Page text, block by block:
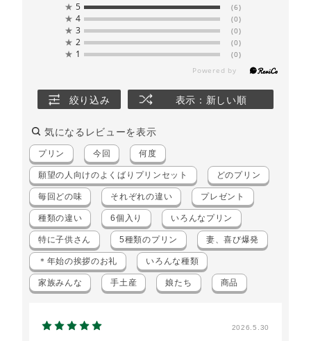
★ 5 (6)
★ 4 (0)
★ 3 (0)
★ 2 (0)
★ 1 (0)
絞り込み 表示：新しい順
気になるレビューを表示
プリン 今回 何度
願望の人向けのよくばりプリンセット どのプリン
毎回どの味 それぞれの違い プレゼント
種類の違い 6個入り いろんなプリン
特に子供さん 5種類のプリン 妻、喜び爆発
＊年始の挨拶のお礼 いろんな種類
家族みんな 手土産 娘たち 商品
2026.5.30